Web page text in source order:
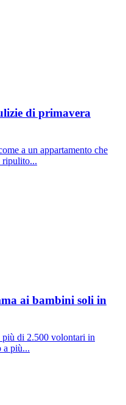
di primavera
a un appartamento che
ripulito...
ai bambini soli in
più di 2.500 volontari in
a più...